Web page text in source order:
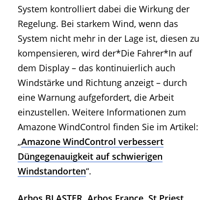
System kontrolliert dabei die Wirkung der
Regelung. Bei starkem Wind, wenn das
System nicht mehr in der Lage ist, diesen zu
kompensieren, wird der*Die Fahrer*In auf
dem Display – das kontinuierlich auch
Windstärke und Richtung anzeigt – durch
eine Warnung aufgefordert, die Arbeit
einzustellen. Weitere Informationen zum
Amazone WindControl finden Sie im Artikel:
„Amazone WindControl verbessert
Düngegenauigkeit auf schwierigen
Windstandorten“.